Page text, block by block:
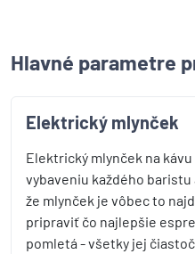
Hlavné parametre
Elektrický mlynček
Elektrický mlynček na
vybaveniu každého baristu
že mlynček je vôbec to
pripraviť čo najlepšie
pomletá - všetky jej